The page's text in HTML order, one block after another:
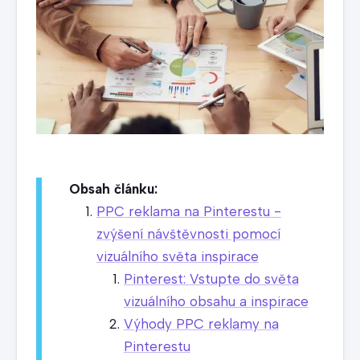
Obsah článku:
PPC reklama na Pinterestu -
zvýšení návštěvnosti pomocí
vizuálního světa inspirace
Pinterest: Vstupte do světa
vizuálního obsahu a inspirace
Výhody PPC reklamy na
Pinterestu